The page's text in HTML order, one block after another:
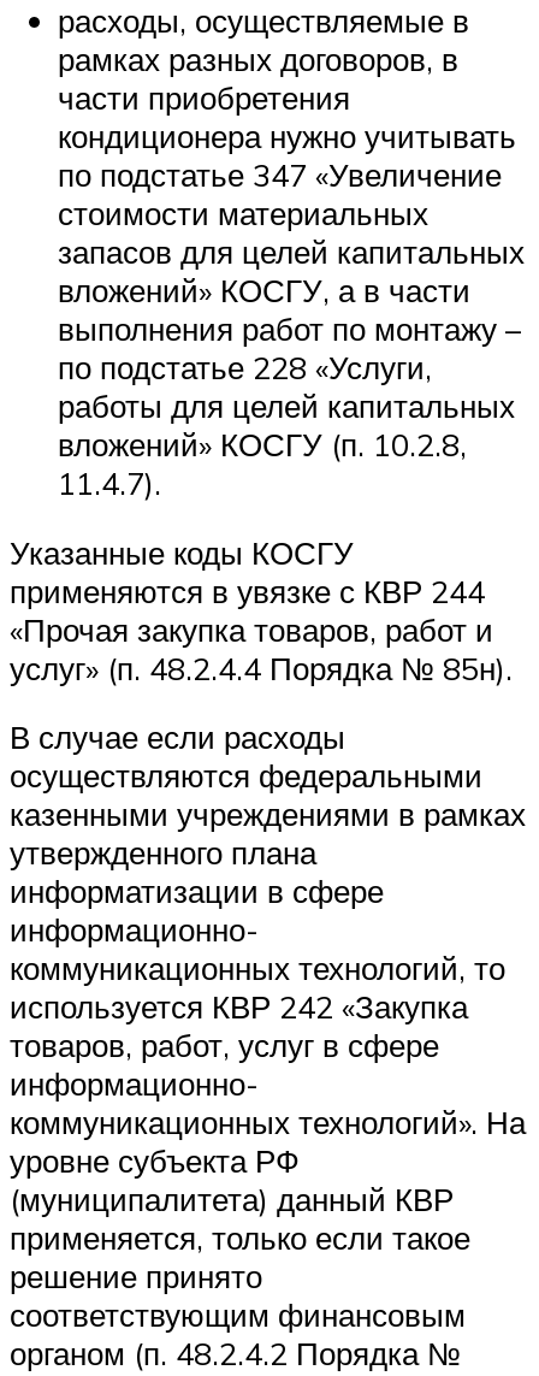
расходы, осуществляемые в
рамках разных договоров, в
части приобретения
кондиционера нужно учитывать
по подстатье 347 «Увеличение
стоимости материальных
запасов для целей капитальных
вложений» КОСГУ, а в части
выполнения работ по монтажу –
по подстатье 228 «Услуги,
работы для целей капитальных
вложений» КОСГУ (п. 10.2.8,
11.4.7).
Указанные коды КОСГУ
применяются в увязке с КВР 244
«Прочая закупка товаров, работ и
услуг» (п. 48.2.4.4 Порядка № 85н).
В случае если расходы
осуществляются федеральными
казенными учреждениями в рамках
утвержденного плана
информатизации в сфере
информационно-
коммуникационных технологий, то
используется КВР 242 «Закупка
товаров, работ, услуг в сфере
информационно-
коммуникационных технологий». На
уровне субъекта РФ
(муниципалитета) данный КВР
применяется, только если такое
решение принято
соответствующим финансовым
органом (п. 48.2.4.2 Порядка №